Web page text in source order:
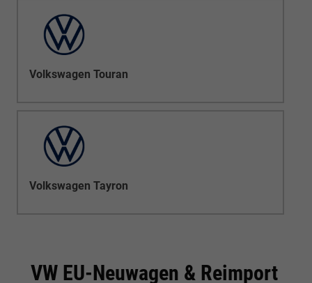
Volkswagen Touran
Volkswagen Tayron
VW EU-Neuwagen & Reimport